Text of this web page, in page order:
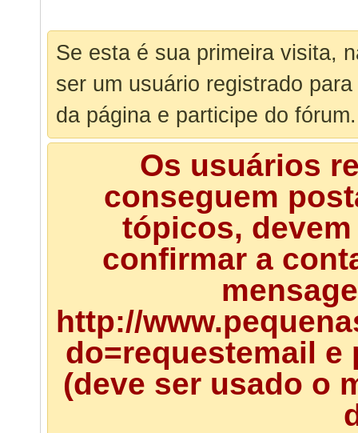
Se esta é sua primeira visita,
ser um usuário registrado
da página e participe do fórum.
Os usuários
conseguem
tópicos,
confirmar a
http://
do=requestemail
(deve ser usado o